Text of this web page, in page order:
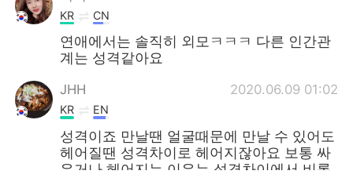
KR CN
연애에서는 솔직히 외모ㅋㅋㅋ 다른 인간관
계는 성격같아요
JHH 2020.06.09 01:02
KR EN
성격이죠 만날땐 얼굴때문에 만날 수 있어도
헤어질땐 성격차이로 헤어지잖아요 보통 싸
우거나 헤어지는 이유는 성격차이에서 비롯